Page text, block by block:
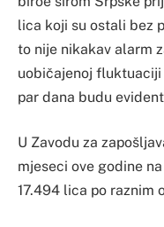
lica koji su ostali bez
to nije nikakav alarm
uobičajenoj fluktuaciji
par dana budu
U Zavodu za
mjeseci ove godine
17.494 lica po raznim